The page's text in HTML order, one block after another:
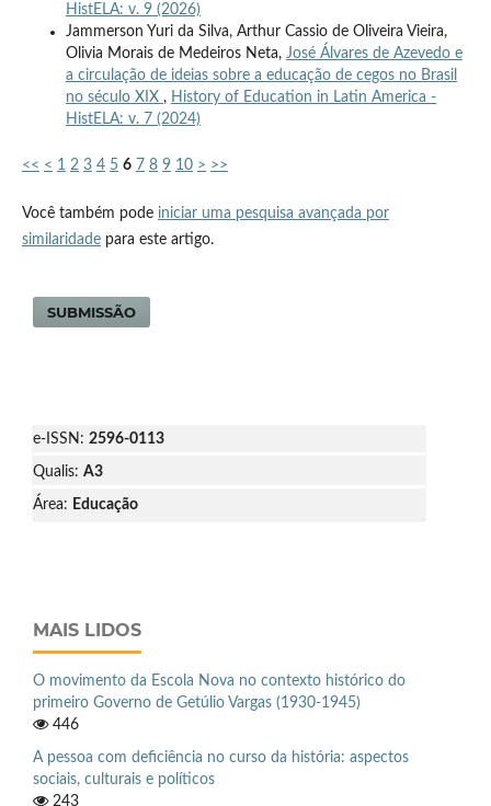
HistELA: v. 9 (2026)
Jammerson Yuri da Silva, Arthur Cassio de Oliveira Vieira,
Olivia Morais de Medeiros Neta, José Álvares de Azevedo e
a circulação de ideias sobre a educação de cegos no Brasil
no século XIX , History of Education in Latin America -
HistELA: v. 7 (2024)
<< < 1 2 3 4 5 6 7 8 9 10 > >>
Você também pode iniciar uma pesquisa avançada por
similaridadepara este artigo.
SUBMISSÃO
e-ISSN: 2596-0113
Qualis: A3
Área: Educação
MAIS LIDOS
O movimento da Escola Nova no contexto histórico do
primeiro Governo de Getúlio Vargas (1930-1945)
446
A pessoa com deficiência no curso da história: aspectos
sociais, culturais e políticos
243